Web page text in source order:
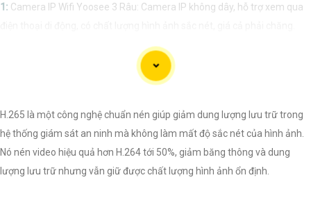
1: Camera IP Wifi Yoosee 3 Râu: Camera IP không dây, hỗ trợ xem qua
Camera Vantech VP-C2112CP: Camera dạng dome, chất lượng
Full HD, hỗ trợ xoay 360 độ, phù hợp cho việc lắp đặt trong nhà hoặc
chất lượng 1MP, có khả năng quan sát ban đêm tốt, sắc nét.
🔖 4:Camera Dahua HAC-HDBW1200RP-Z: Camera dome chất lượng
2MP, hỗ trợ các tính năng như chống ngược sáng, chống nước.
Nhớ kiểm tra kỹ thông số kỹ thuật cũng như nguồn gốc xuất xứ của sản
H.265 là một công nghệ chuẩn nén giúp giảm dung lượng lưu trữ trong
hệ thống giám sát an ninh mà không làm mất độ sắc nét của hình ảnh.
Nó nén video hiệu quả hơn H.264 tới 50%, giảm băng thông và dung
lượng lưu trữ nhưng vẫn giữ được chất lượng hình ảnh ổn định.